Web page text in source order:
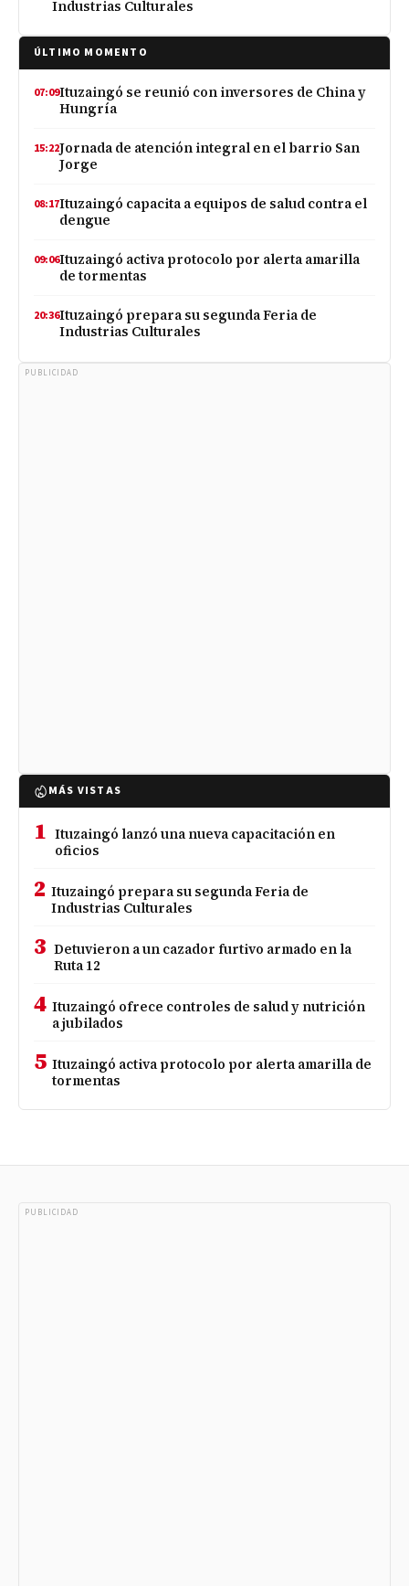
Industrias Culturales
ÚLTIMO MOMENTO
07:09Ituzaingó se reunió con inversores de China y
Hungría
15:22Jornada de atención integral en el barrio San
Jorge
08:17Ituzaingó capacita a equipos de salud contra el
dengue
09:06Ituzaingó activa protocolo por alerta amarilla
de tormentas
20:36Ituzaingó prepara su segunda Feria de
Industrias Culturales
PUBLICIDAD
MÁS VISTAS
1 Ituzaingó lanzó una nueva capacitación en
oficios
2 Ituzaingó prepara su segunda Feria de
Industrias Culturales
3 Detuvieron a un cazador furtivo armado en la
Ruta 12
4 Ituzaingó ofrece controles de salud y nutrición
a jubilados
5 Ituzaingó activa protocolo por alerta amarilla de
tormentas
PUBLICIDAD